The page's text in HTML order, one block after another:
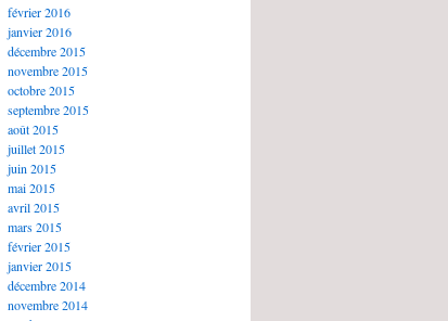
février 2016
janvier 2016
décembre 2015
novembre 2015
octobre 2015
septembre 2015
août 2015
juillet 2015
juin 2015
mai 2015
avril 2015
mars 2015
février 2015
janvier 2015
décembre 2014
novembre 2014